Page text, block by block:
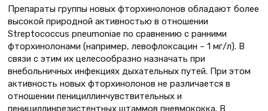
Препараты группы новых фторхинолонов обладают более
высокой природной активностью в отношении
Streptococcus pneumoniae по сравнению с ранними
фторхинолонами (например, левофлоксацин – 1 мг/л). В
связи с этим их целесообразно назначать при
внебольничных инфекциях дыхательных путей. При этом
активность новых фторхинолонов не различается в
отношении пенициллинчувствительных и
пенициллинрезистентных штаммов пневмококка. В